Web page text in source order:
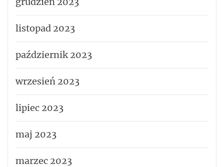
listopad 2023
październik 2023
wrzesień 2023
lipiec 2023
maj 2023
marzec 2023